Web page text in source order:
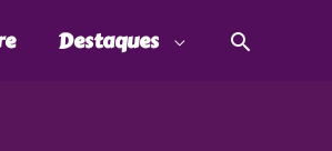
Destaques